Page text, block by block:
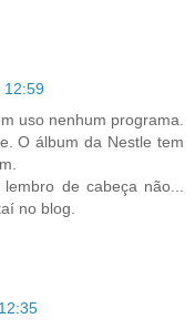
12:59
uso nenhum programa.
O álbum da Nestle tem
de cabeça não...
no blog.